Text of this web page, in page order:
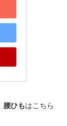
腰ひもはこちら